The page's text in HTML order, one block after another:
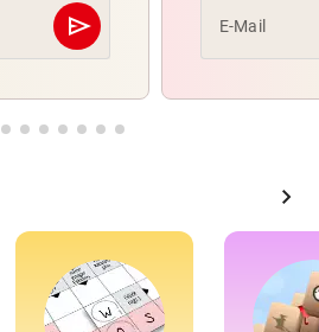
send
Abschicken E-Mail
chevron_right